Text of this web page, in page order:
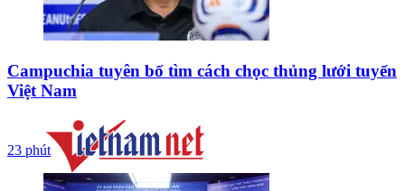
Campuchia tuyên bố tìm cách chọc thủng lưới tuyển
Việt Nam
23 phút